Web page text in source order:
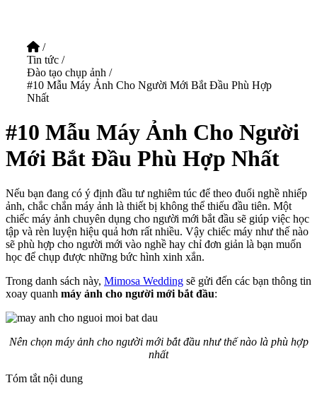
/
Tin tức /
Đào tạo chụp ảnh /
#10 Mẫu Máy Ảnh Cho Người Mới Bắt Đầu Phù Hợp
Nhất
#10 Mẫu Máy Ảnh Cho Người
Mới Bắt Đầu Phù Hợp Nhất
Nếu bạn đang có ý định đầu tư nghiêm túc để theo đuổi nghề nhiếp
ảnh, chắc chắn máy ảnh là thiết bị không thể thiếu đầu tiên. Một
chiếc máy ảnh chuyên dụng cho người mới bắt đầu sẽ giúp việc học
tập và rèn luyện hiệu quả hơn rất nhiều. Vậy chiếc máy như thế nào
sẽ phù hợp cho người mới vào nghề hay chỉ đơn giản là bạn muốn
học để chụp được những bức hình xinh xắn.
Trong danh sách này, Mimosa Wedding sẽ gửi đến các bạn thông tin
xoay quanh máy ảnh cho người mới bắt đầu:
Nên chọn máy ảnh cho người mới bắt đầu như thế nào là phù hợp
nhất
Tóm tắt nội dung